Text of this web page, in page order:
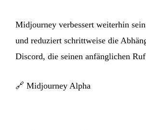
Midjourney verbessert weiterhin
und reduziert schrittweise die
Discord, die seinen anfänglichen
🔗 Midjourney Alpha